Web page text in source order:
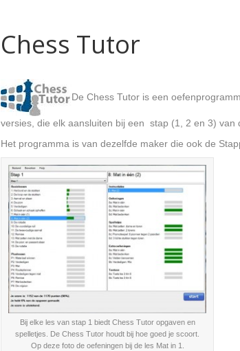
Chess Tutor
De Chess Tutor is een
versies, die elk aansluiten bij een stap (1, 2 en 3) van
Het programma is van dezelfde maker die ook de
Bij elke les van stap 1 biedt Chess Tutor opgaven en
spelletjes. De Chess Tutor houdt bij hoe goed je scoort.
Op deze foto de oefeningen bij de les Mat in 1.